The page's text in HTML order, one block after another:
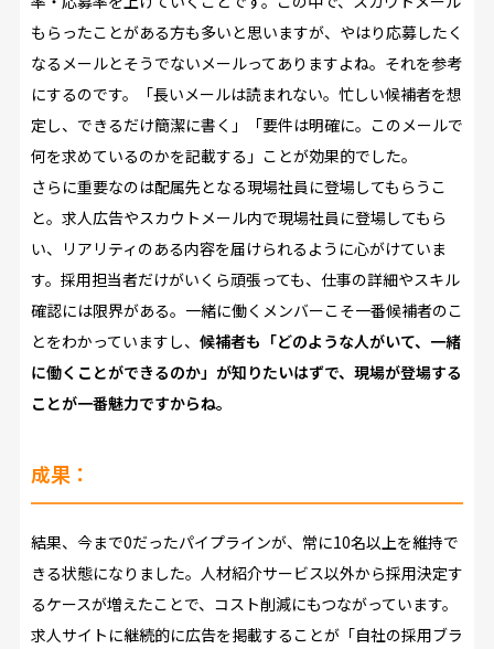
もらったことがある方も多いと思いますが、やはり応募したく
なるメールとそうでないメールってありますよね。それを参考
にするのです。「長いメールは読まれない。忙しい候補者を想
定し、できるだけ簡潔に書く」「要件は明確に。このメールで
何を求めているのかを記載する」ことが効果的でした。
さらに重要なのは配属先となる現場社員に登場してもらうこ
と。求人広告やスカウトメール内で現場社員に登場してもら
い、リアリティのある内容を届けられるように心がけていま
す。採用担当者だけがいくら頑張っても、仕事の詳細やスキル
確認には限界がある。一緒に働くメンバーこそ一番候補者のこ
とをわかっていますし、 候補者も「どのような人がいて、一緒
に働くことができるのか」が知りたいはずで、現場が登場する
ことが一番魅力ですからね。
成果：
結果、今まで0だったパイプラインが、常に10名以上を維持で
きる状態になりました。人材紹介サービス以外から採用決定す
るケースが増えたことで、コスト削減にもつながっています。
求人サイトに継続的に広告を掲載することが「自社の採用ブラ